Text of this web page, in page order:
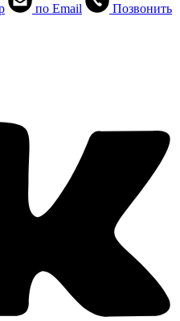
по Email Позвонить